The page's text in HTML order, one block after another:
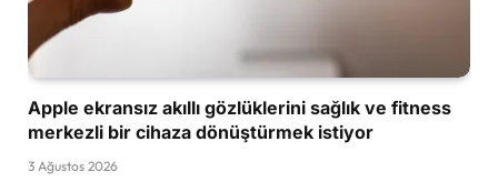
Apple ekransız akıllı gözlüklerini sağlık ve fitness
merkezli bir cihaza dönüştürmek istiyor
3 Ağustos 2026